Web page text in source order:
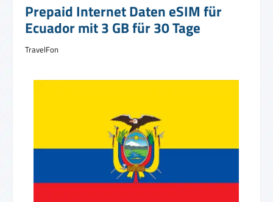
Prepaid Internet Daten eSIM für
Ecuador mit 3 GB für 30 Tage
TravelFon